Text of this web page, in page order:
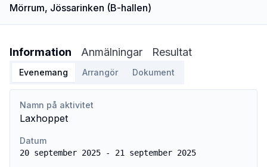
Mörrum, Jössarinken (B-hallen)
Information Anmälningar Resultat
Evenemang Arrangör Dokument
Namn på aktivitet
Laxhoppet
Datum
20 september 2025 - 21 september 2025